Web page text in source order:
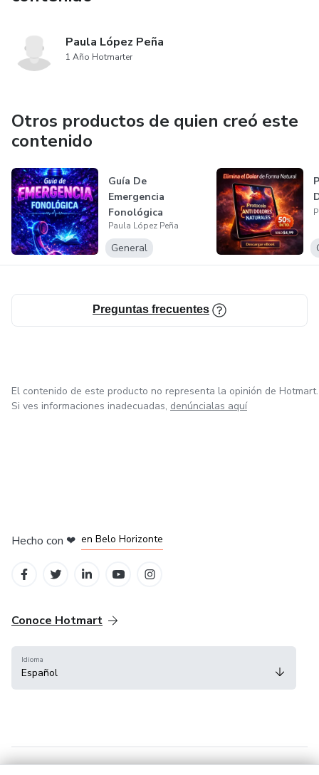
Paula López Peña
1 Año Hotmarter
Otros productos de quien creó este
contenido
Guía De
Emergencia
Fonológica
Paula López Peña
General
Preguntas frecuentes
El contenido de este producto no representa la opinión de Hotmart.
Si ves informaciones inadecuadas, denúncialas aquí
Hecho con ❤ en Belo Horizonte
Conoce Hotmart
Idioma
Español